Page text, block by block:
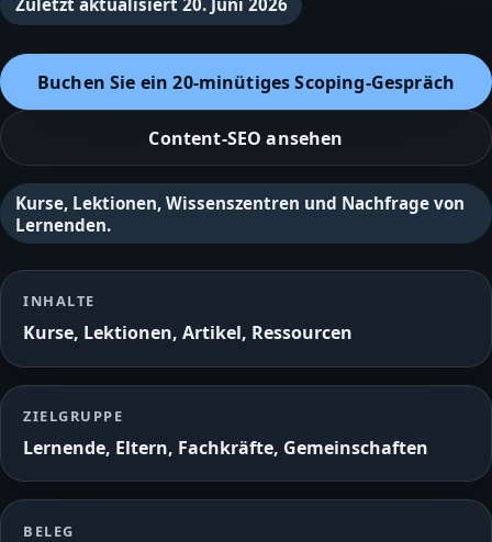
Zuletzt aktualisiert 20. Juni 2026
Buchen Sie ein 20‑minütiges Scoping‑Gespräch
Content‑SEO ansehen
Kurse, Lektionen, Wissenszentren und Nachfrage von
Lernenden.
INHALTE
Kurse, Lektionen, Artikel, Ressourcen
ZIELGRUPPE
Lernende, Eltern, Fachkräfte, Gemeinschaften
BELEG